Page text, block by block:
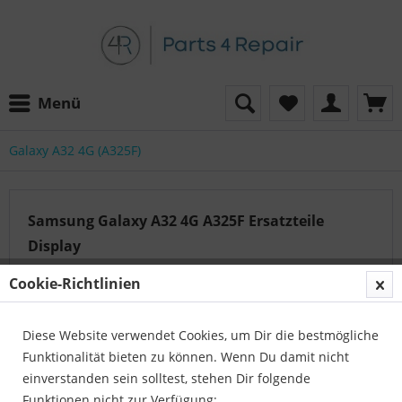
Menü
Galaxy A32 4G (A325F)
Samsung Galaxy A32 4G A325F Ersatzteile
Display
Unser Serviceteam hilft Ihnen gerne weiter:
Parts4Repair - Kundenservice
Telefon:04422 996 814 01
Cookie-Richtlinien
Diese Website verwendet Cookies, um Dir die bestmögliche
Funktionalität bieten zu können. Wenn Du damit nicht
einverstanden sein solltest, stehen Dir folgende